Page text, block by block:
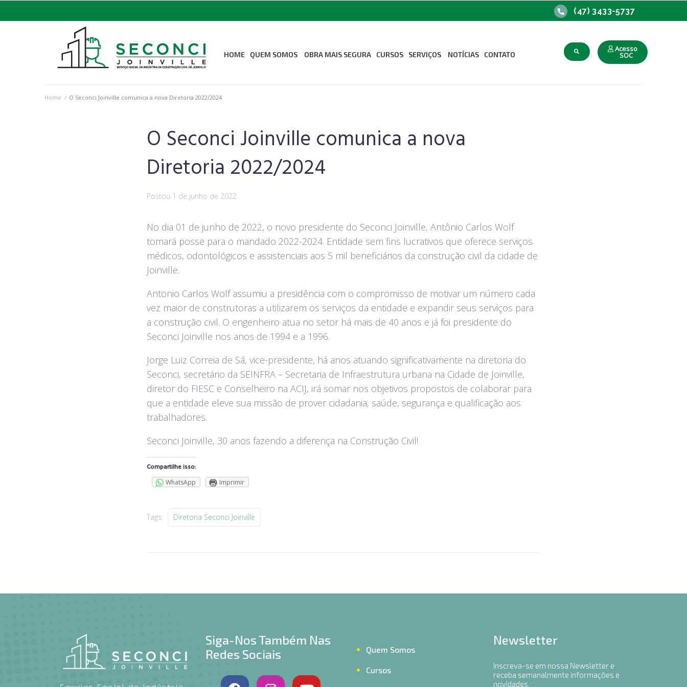
(47) 3433-5737
HOME QUEM SOMOS
Associe-se ao Seconci
OBRA MAIS SEGURA CURSOS SERVIÇOS NOTÍCIAS CONTATO
Acesso
SOC
Home / O Seconci Joinville comunica a nova Diretoria 2022/2024
O Seconci Joinville comunica a nova
Diretoria 2022/2024
Postou 1 de junho de 2022
No dia 01 de junho de 2022, o novo presidente do Seconci Joinville, Antônio Carlos Wolf
tomará posse para o mandado 2022-2024. Entidade sem fins lucrativos que oferece serviços
médicos, odontológicos e assistenciais aos 5 mil beneficiários da construção civil da cidade de
Joinville.
Antonio Carlos Wolf assumiu a presidência com o compromisso de motivar um número cada
vez maior de construtoras a utilizarem os serviços da entidade e expandir seus serviços para
a construção civil. O engenheiro atua no setor há mais de 40 anos e já foi presidente do
Seconci Joinville nos anos de 1994 e a 1996.
Jorge Luiz Correia de Sá, vice-presidente, há anos atuando significativamente na diretoria do
Seconci, secretário da SEINFRA – Secretaria de Infraestrutura urbana na Cidade de Joinville,
diretor do FIESC e Conselheiro na ACIJ, irá somar nos objetivos propostos de colaborar para
que a entidade eleve sua missão de prover cidadania, saúde, segurança e qualificação aos
trabalhadores.
Seconci Joinville, 30 anos fazendo a diferença na Construção Civil!
Compartilhe isso:
WhatsApp Imprimir
Tags: Diretoria Seconci Joinville
Siga-Nos Também Nas
Redes Sociais
Quem Somos
Cursos
Newsletter
Inscreva-se em nossa Newsletter e
receba semanalmente informações e
novidades.